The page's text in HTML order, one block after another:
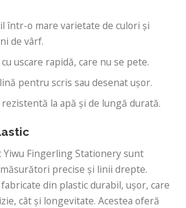
într-o mare varietate de culori și
de vârf.
uscare rapidă, care nu se pete.
pentru scris sau desenat ușor.
la apă și de lungă durată.
Yiwu Fingerling Stationery sunt
precise și linii drepte.
din plastic durabil, ușor, care
cât și longevitate. Acestea oferă